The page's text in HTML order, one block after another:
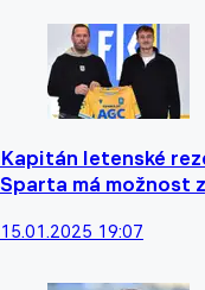
Kapitán letenské
Sparta má možnost
15.01.2025 19:07